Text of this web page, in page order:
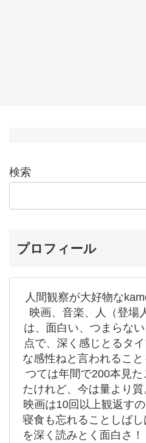
検索
プロフィール
人間観察が大好物な
映画、音楽、人（登場
は、面白い、つまらな
点で、深く感じとるタ
な感性ねと言われるこ
つては年間で200本見た
たけれど、今は量より
映画は10回以上観返す
寝食も忘れることしば
を深く読みとく面白さ